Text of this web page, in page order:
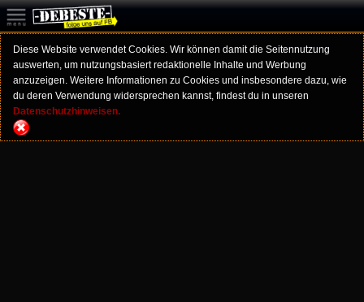
Diese Website verwendet Cookies. Wir können damit die Seitennutzung
auswerten, um nutzungsbasiert redaktionelle Inhalte und Werbung
anzuzeigen. Weitere Informationen zu Cookies und insbesondere dazu, wie
du deren Verwendung widersprechen kannst, findest du in unseren
Datenschutzhinweisen.